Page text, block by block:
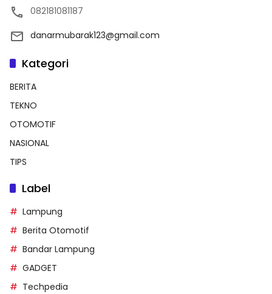
082181081187
danarmubarak123@gmail.com
Kategori
BERITA
TEKNO
OTOMOTIF
NASIONAL
TIPS
Label
Lampung
Berita Otomotif
Bandar Lampung
GADGET
Techpedia